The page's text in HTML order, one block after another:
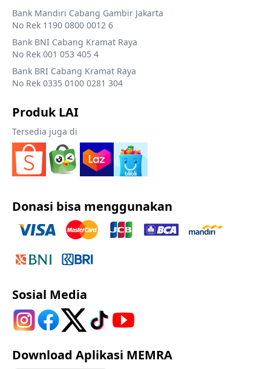
Bank Mandiri Cabang Gambir Jakarta
No Rek 1190 0800 0012 6
Bank BNI Cabang Kramat Raya
No Rek 001 053 405 4
Bank BRI Cabang Kramat Raya
No Rek 0335 0100 0281 304
Produk LAI
Tersedia juga di
Donasi bisa menggunakan
Sosial Media
Download Aplikasi MEMRA